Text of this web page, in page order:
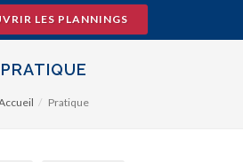
LES PLANNINGS
PRATIQUE
Pratique